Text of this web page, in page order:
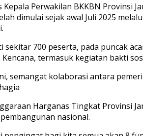
Perwakilan BKKBN Provinsi
dimulai sejak awal Juli 2025
sekitar 700 peserta, pada puncak
termasuk kegiatan bakti
semangat kolaborasi antara
Harganas Tingkat Provinsi
nasional.